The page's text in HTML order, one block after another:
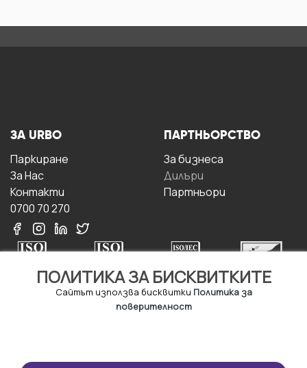
ПОЛИТИКА ЗА БИСКВИТКИТЕ
Сайтът използва бисквитки Политика за
поверителност
ЗА URBO
Паркиране
За Hас
Контакти
0700 70 270
ПАРТНЬОРСТВО
За бизнесa
Дилъри
Партньори
Правила и условия за